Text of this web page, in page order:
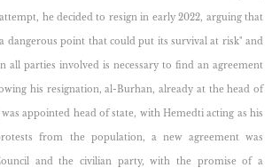
he decided to resign in early 2022, arguing that
dangerous point that could put its survival at risk" and
all parties involved is necessary to find an agreement
his resignation, al-Burhan, already at the head of
appointed head of state, with Hemedti acting as his
from the population, a new agreement was
and the civilian party, with the promise of a